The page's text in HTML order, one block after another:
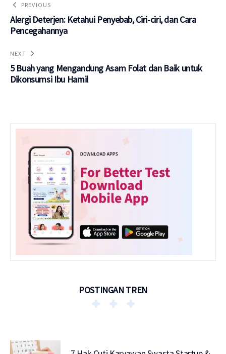
PREVIOUS
Alergi Deterjen: Ketahui Penyebab, Ciri-ciri, dan Cara
Pencegahannya
NEXT
5 Buah yang Mengandung Asam Folat dan Baik untuk
Dikonsumsi Ibu Hamil
POSTINGAN TREN